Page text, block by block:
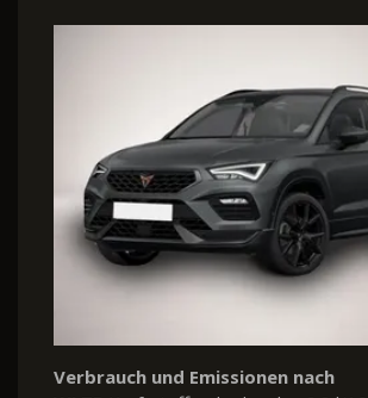
Verbrauch und Emissionen nach